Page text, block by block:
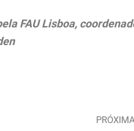
FAU Lisboa,